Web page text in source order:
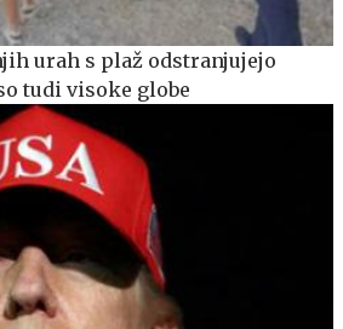
urah s plaž odstranjujejo
tudi visoke globe